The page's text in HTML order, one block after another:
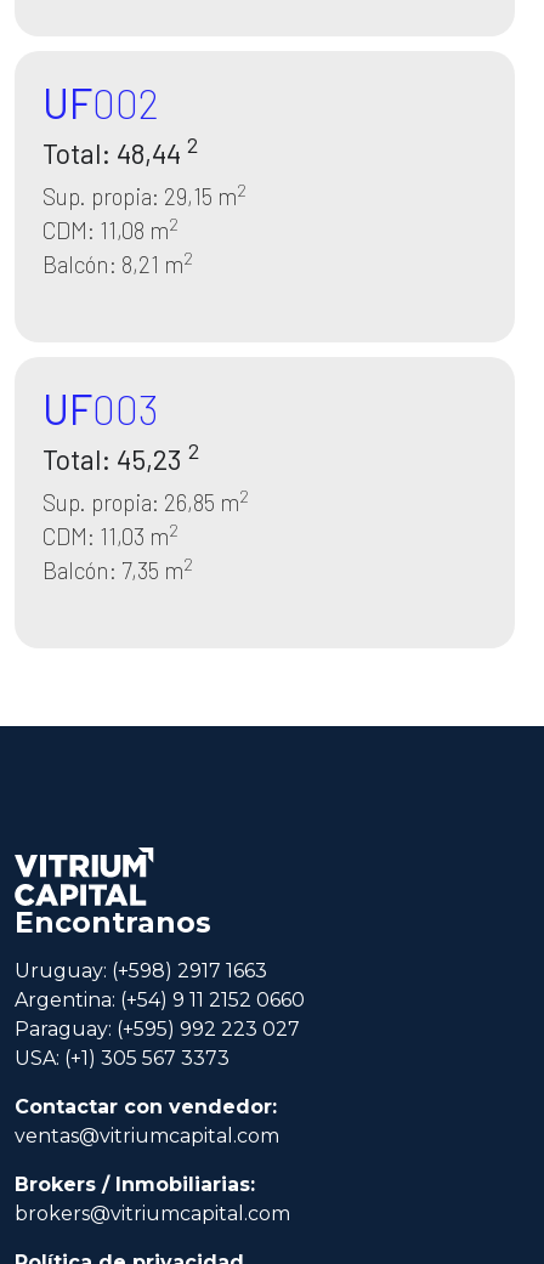
UF002
Total: 48,44 2
Sup. propia: 29,15 m2
CDM: 11,08 m2
Balcón: 8,21 m2
UF003
Total: 45,23 2
Sup. propia: 26,85 m2
CDM: 11,03 m2
Balcón: 7,35 m2
Encontranos
Uruguay: (+598) 2917 1663
Argentina: (+54) 9 11 2152 0660
Paraguay: (+595) 992 223 027
USA: (+1) 305 567 3373
Contactar con vendedor:
ventas@vitriumcapital.com
Brokers / Inmobiliarias:
brokers@vitriumcapital.com